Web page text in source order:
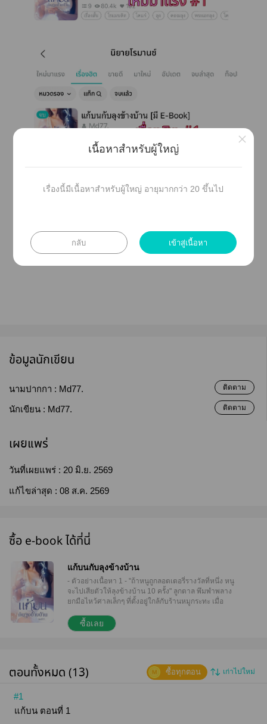
ข้อมูลนักเขียน
นามปากกา : Md77. ติดตาม
นักเขียน : Md77. ติดตาม
เผยแพร่
วันที่เผยแพร่ : 20 มิ.ย. 2569
แก้ไขล่าสุด : 08 ส.ค. 2569
ซื้อ e-book ได้ที่นี่
แก้บนกับลุงข้างบ้าน
- ตัวอย่างเนื้อหา 1 - "ถ้าหนูถูกลอตเตอรี่รางวัลที่หนึ่ง หนู
จะไปเสียตัวให้ลุงข้างบ้าน 10 ครั้ง" ลูกตาล พึมพำพลาง
ยกมือไหว้ศาลเล็กๆ ที่ตั้งอยู่ใกล้กับร้านหมูกระทะ เมื่อ
อีตาล ถูกรางวัลที่หนึ่งขึ้นมา ได้เป็นเมียลุงภาคจริงๆ กูจะ
หัวเราะให้ฟันหลุด" เหมย เพื่อนสนิทของลูกตาลกล่าว
กูเถอะอีเหมย เรื่องโชคดีแบบนั้นไม่มีทางเกิดขึ้นกับกู
หรอก" ลูกตาลว่ากับเพื่อนอย่างมั่นใจ ก่อนจะใช้ตะเกียบ
ลอตเตอรี่ ก็อดไม่ได้ที่จะซื้อมาเก็บไว้สักใบสองใบ ก็
ซื้อเลย
ตอนทั้งหมด (13) เก่าไปใหม่
ซื้อทุกตอน
#1
แก้บน ตอนที่ 1
เนื้อหาสำหรับผู้ใหญ่
เรื่องนี้มีเนื้อหาสำหรับผู้ใหญ่ อายุมากกว่า 20 ขึ้นไป
กลับ เข้าสู่เนื้อหา
×